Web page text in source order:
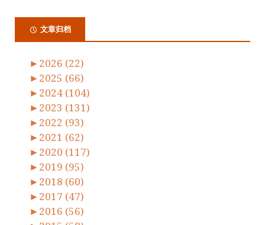
文章归档
► 2026 (22)
► 2025 (66)
► 2024 (104)
► 2023 (131)
► 2022 (93)
► 2021 (62)
► 2020 (117)
► 2019 (95)
► 2018 (60)
► 2017 (47)
► 2016 (56)